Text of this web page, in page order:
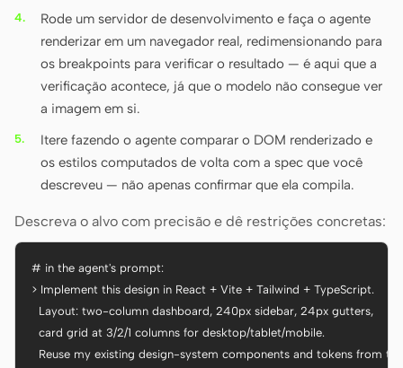
Rode um servidor de desenvolvimento e faça o agente
renderizar em um navegador real, redimensionando para
os breakpoints para verificar o resultado — é aqui que a
verificação acontece, já que o modelo não consegue ver
a imagem em si.
Itere fazendo o agente comparar o DOM renderizado e
os estilos computados de volta com a spec que você
descreveu — não apenas confirmar que ela compila.
Descreva o alvo com precisão e dê restrições concretas:
# in the agent's prompt:
> Implement this design in React + Vite + Tailwind + TypeScript.
  Layout: two-column dashboard, 240px sidebar, 24px gutters,
  card grid at 3/2/1 columns for desktop/tablet/mobile.
  Reuse my existing design-system components and tokens from the